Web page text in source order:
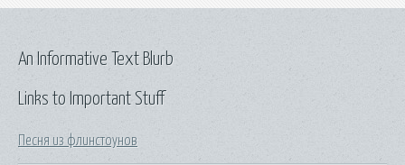
Links to Important Stuff
Песня из флинстоунов
An Informative Text Blurb